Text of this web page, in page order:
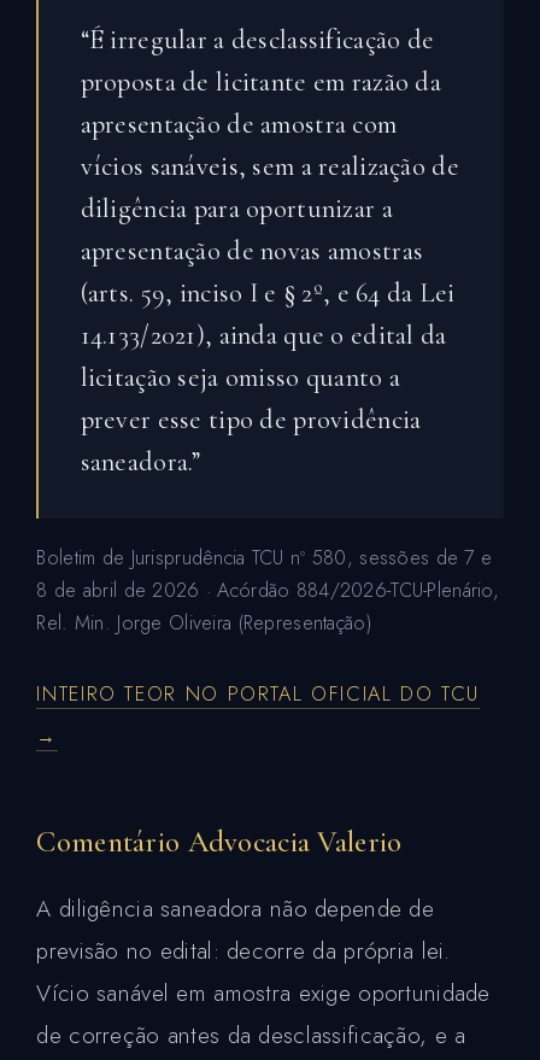
“É irregular a desclassificação de
proposta de licitante em razão da
apresentação de amostra com
vícios sanáveis, sem a realização de
diligência para oportunizar a
apresentação de novas amostras
(arts. 59, inciso I e § 2º, e 64 da Lei
14.133/2021), ainda que o edital da
licitação seja omisso quanto a
prever esse tipo de providência
saneadora.”
Boletim de Jurisprudência TCU nº 580, sessões de 7 e
8 de abril de 2026 · Acórdão 884/2026-TCU-Plenário,
Rel. Min. Jorge Oliveira (Representação)
INTEIRO TEOR NO PORTAL OFICIAL DO TCU
→
Comentário Advocacia Valerio
A diligência saneadora não depende de
previsão no edital: decorre da própria lei.
Vício sanável em amostra exige oportunidade
de correção antes da desclassificação, e a